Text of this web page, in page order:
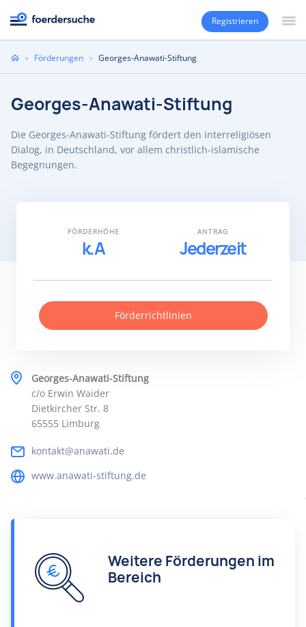
Registrieren
Sie» Förderungen » Georges-Anawati-Stiftung
Georges-Anawati-Stiftung
Die Georges-Anawati-Stiftung fördert den interreligiösen
Dialog, in Deutschland, vor allem christlich-islamische
Begegnungen.
Georges-Anawati-Stiftung
c/o Erwin Waider
Dietkircher Str. 8
65555 Limburg
kontakt@anawati.de
www.anawati-stiftung.de
FÖRDERHÖHE
k.A
ANTRAG
Jederzeit
Förderrichtlinien
Weitere Förderungen im
Bereich